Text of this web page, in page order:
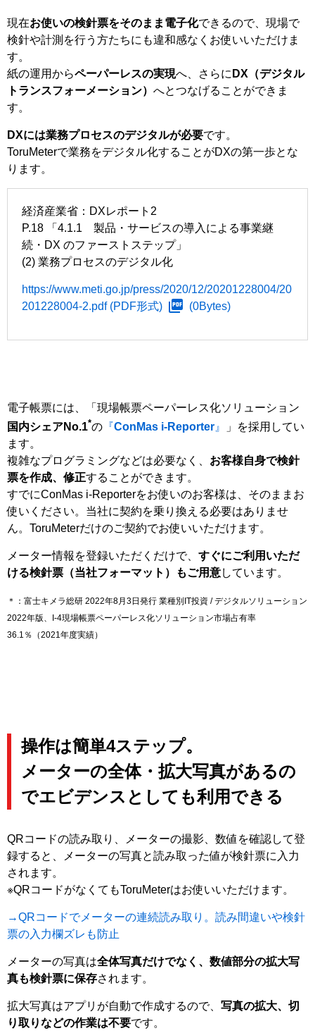
現在お使いの検針票をそのまま電子化できるので、現場で
検針や計測を行う方たちにも違和感なくお使いいただけま
す。
紙の運用からペーパーレスの実現へ、さらに DX（デジタル
トランスフォーメーション） へとつなげることができま
す。
DXには業務プロセスのデジタルが必要です。
ToruMeterで業務をデジタル化することがDXの第一歩とな
ります。
経済産業省：DXレポート2
P.18 「4.1.1 製品・サービスの導入による事業継
続・DX のファーストステップ」
(2) 業務プロセスのデジタル化
https://www.meti.go.jp/press/2020/12/20201228004/20
201228004-2.pdf(PDF形式) (0Bytes)
電子帳票には、「現場帳票ペーパーレス化ソリューション
国内シェアNo.1*の 『ConMas i-Reporter 』
」を採用してい
ます。
複雑なプログラミングなどは必要なく、 お客様自身で検針
票を作成、修正することができます。
すでにConMas i-Reporterをお使いのお客様は、そのままお
使いください。当社に契約を乗り換える必要はありませ
ん。ToruMeterだけのご契約でお使いいただけます。
メーター情報を登録いただくだけで、 すぐにご利用いただ
ける検針票（当社フォーマット）もご用意しています。
＊：富士キメラ総研 2022年8月3日発行 業種別IT投資 / デジタルソリューション
2022年版、I-4現場帳票ペーパーレス化ソリューション市場占有率
36.1％（2021年度実績）
操作は簡単4ステップ。
メーターの全体・拡大写真があるの
でエビデンスとしても利用できる
QRコードの読み取り、メーターの撮影、数値を確認して登
録すると、メーターの写真と読み取った値が検針票に入力
されます。
※QRコードがなくてもToruMeterはお使いいただけます。
→QRコードでメーターの連続読み取り。読み間違いや検針
票の入力欄ズレも防止
メーターの写真は全体写真だけでなく、数値部分の拡大写
真も検針票に保存されます。
拡大写真はアプリが自動で作成するので、 写真の拡大、切
り取りなどの作業は不要です。